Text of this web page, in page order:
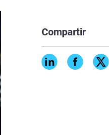
Compartir